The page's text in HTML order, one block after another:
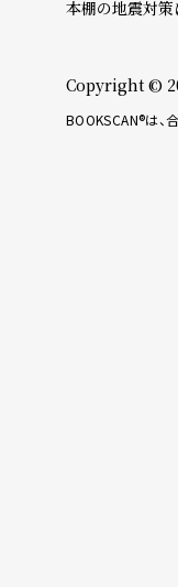
本棚の地震対策
Copyright ©
BOOKSCAN®は